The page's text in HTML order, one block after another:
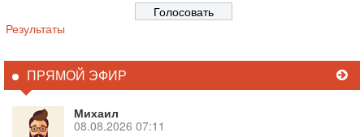
Результаты
ПРЯМОЙ ЭФИР
Михаил
08.08.2026 07:11